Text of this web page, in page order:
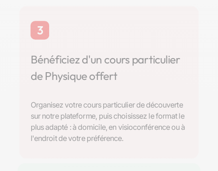
3
Bénéficiez d'un cours particulier
de Physique offert
Organisez votre cours particulier de découverte
sur notre plateforme, puis choisissez le format le
plus adapté : à domicile, en visioconférence ou à
l'endroit de votre préférence.